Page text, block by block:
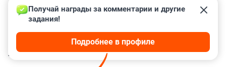
КОММЕНТАРИИ 33
Получай награды за комментарии и другие
задания!
Подробнее в профиле